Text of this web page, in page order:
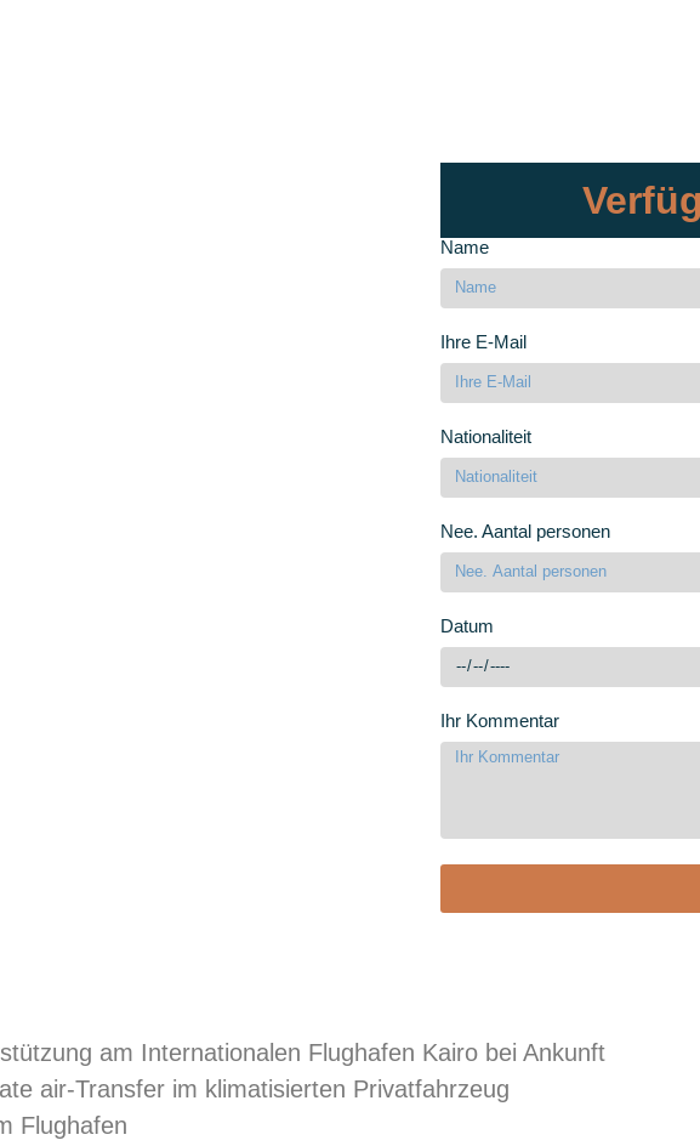
Name
Ihre E-Mail
Nationaliteit
Nee. Aantal personen
Datum
Ihr Kommentar
am Internationalen Flughafen Kairo bei Ankunft
air-Transfer im klimatisierten Privatfahrzeug
Flughafen